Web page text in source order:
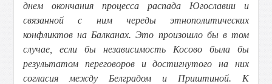
днем окончания процесса распада Югославии и
связанной с ним череды этнополитических
конфликтов на Балканах. Это произошло бы в том
случае, если бы независимость Косово была бы
результатом переговоров и достигнутого на них
согласия между Белградом и Приштиной. К